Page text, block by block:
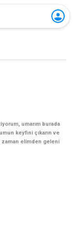
umarım burada
keyfini çıkarın ve
zaman elimden geleni